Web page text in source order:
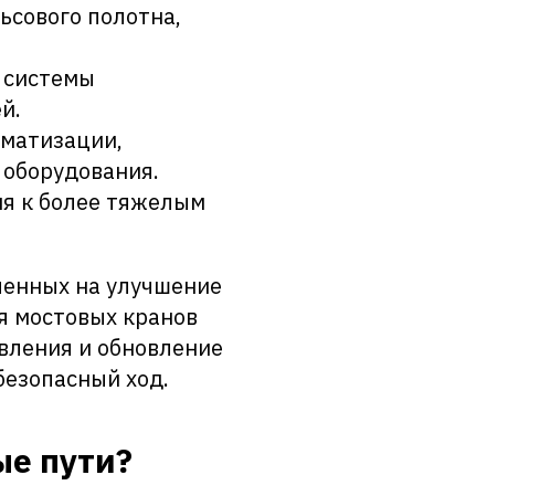
полотна,
к более тяжелым
на улучшение
мостовых кранов
и обновление
ход.
пути?